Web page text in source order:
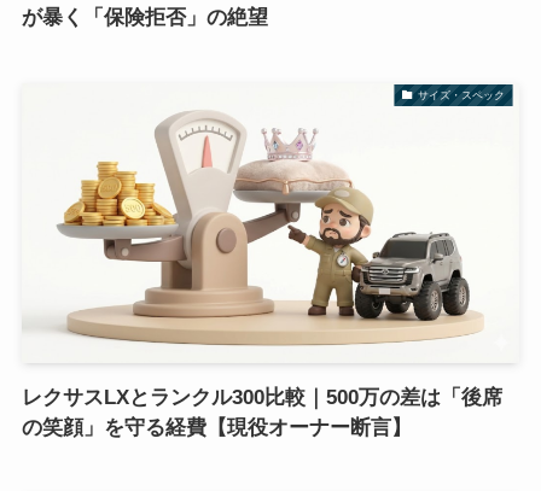
が暴く「保険拒否」の絶望
サイズ・スペック
レクサスLXとランクル300比較｜500万の差は「後席
の笑顔」を守る経費【現役オーナー断言】